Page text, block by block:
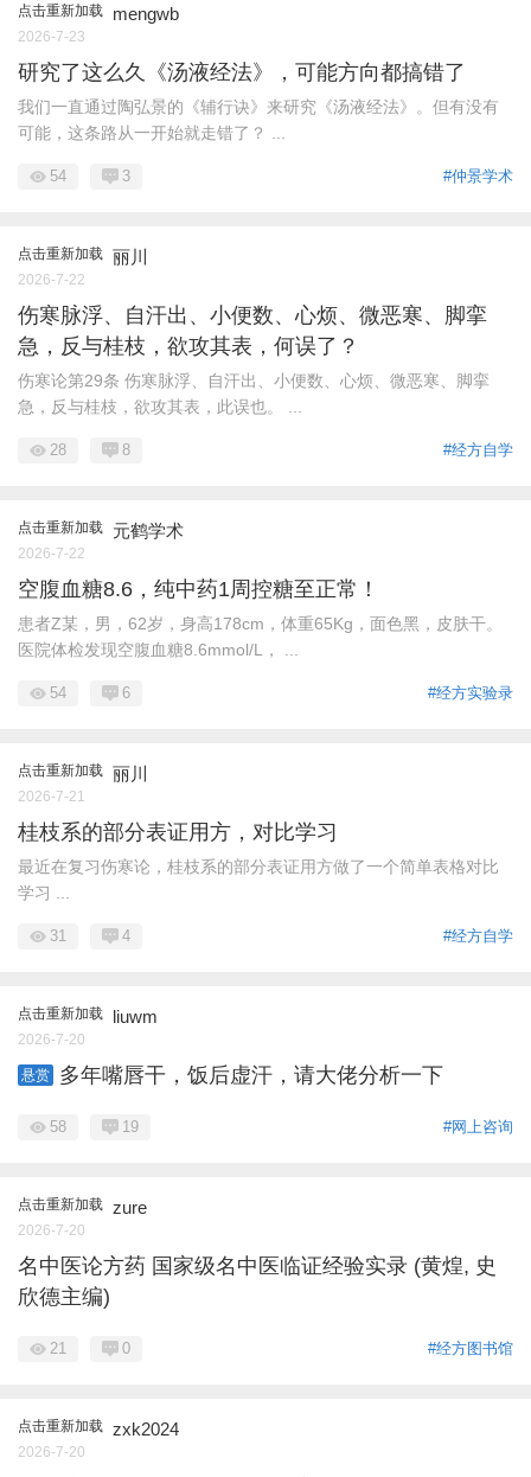
点击重新加载 mengwb
2026-7-23
研究了这么久《汤液经法》，可能方向都搞错了
我们一直通过陶弘景的《辅行诀》来研究《汤液经法》。但有没有
可能，这条路从一开始就走错了？ ...
#仲景学术
54 3
点击重新加载 丽川
2026-7-22
伤寒脉浮、自汗出、小便数、心烦、微恶寒、脚挛
急，反与桂枝，欲攻其表，何误了？
伤寒论第29条 伤寒脉浮、自汗出、小便数、心烦、微恶寒、脚挛
急，反与桂枝，欲攻其表，此误也。 ...
#经方自学
28 8
点击重新加载 元鹤学术
2026-7-22
空腹血糖8.6，纯中药1周控糖至正常！
患者Z某，男，62岁，身高178cm，体重65Kg，面色黑，皮肤干。
医院体检发现空腹血糖8.6mmol/L， ...
#经方实验录
54 6
点击重新加载 丽川
2026-7-21
桂枝系的部分表证用方，对比学习
最近在复习伤寒论，桂枝系的部分表证用方做了一个简单表格对比
学习 ...
#经方自学
31 4
点击重新加载 liuwm
2026-7-20
悬赏 多年嘴唇干，饭后虚汗，请大佬分析一下
#网上咨询
58 19
点击重新加载 zure
2026-7-20
名中医论方药 国家级名中医临证经验实录 (黄煌, 史
欣德主编)
#经方图书馆
21 0
点击重新加载 zxk2024
2026-7-20